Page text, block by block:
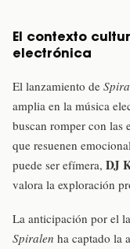
El contexto
electrónica
El lanzamiento de
amplia en la música
buscan romper con las
que resuenen
puede ser efímera, DJ
valora la exploración
La anticipación por el
Spiralen ha captado la